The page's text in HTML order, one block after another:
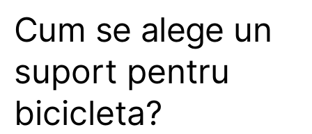
Cum se alege un
suport pentru
bicicleta?